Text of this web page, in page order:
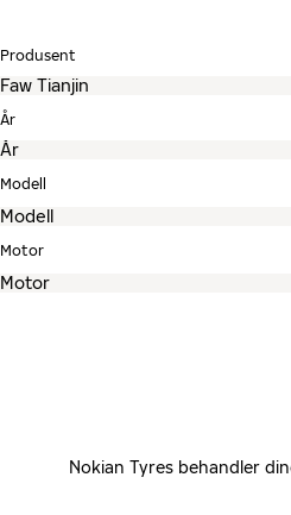
Produsent
År
Modell
Motor
Nokian Tyres behandler